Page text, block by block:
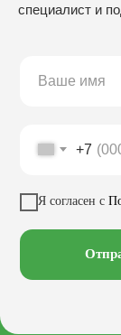
специалист и
+7
Я согласен с